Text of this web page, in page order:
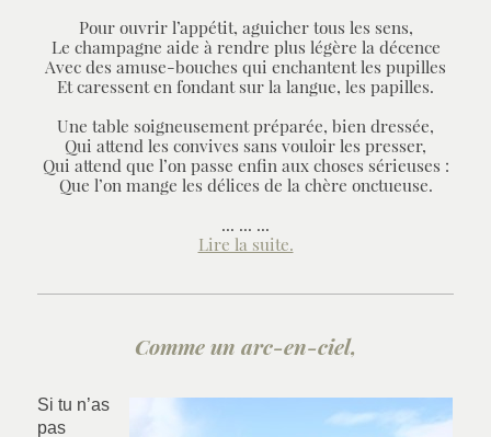
Pour ouvrir l’appétit, aguicher tous les sens,
Le champagne aide à rendre plus légère la décence
Avec des amuse-bouches qui enchantent les pupilles
Et caressent en fondant sur la langue, les papilles.
Une table soigneusement préparée, bien dressée,
Qui attend les convives sans vouloir les presser,
Qui attend que l’on passe enfin aux choses sérieuses :
Que l’on mange les délices de la chère onctueuse.
... ... ...
Lire la suite.
Comme un arc-en-ciel,
Si tu n’as
pas